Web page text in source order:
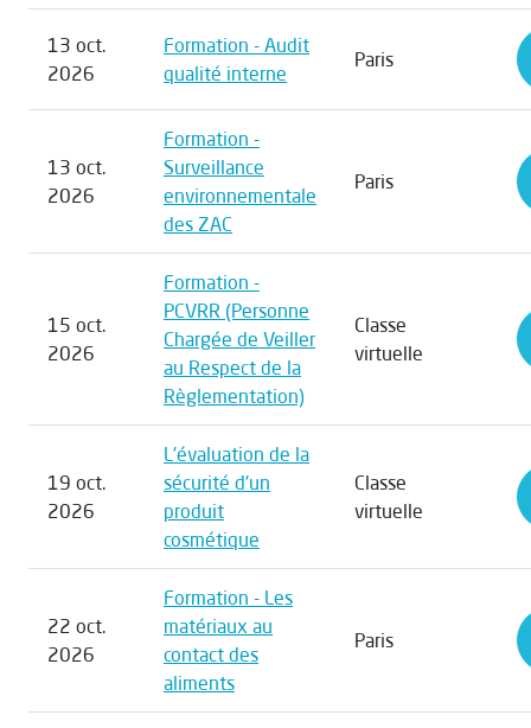
13 oct.
2026
Formation - Audit
qualité interne
Paris
13 oct.
2026
Formation -
Surveillance
environnementale
des ZAC
Paris
15 oct.
2026
Formation -
PCVRR (Personne
Chargée de Veiller
au Respect de la
Règlementation)
Classe
virtuelle
19 oct.
2026
L'évaluation de la
sécurité d'un
produit
cosmétique
Classe
virtuelle
22 oct.
2026
Formation - Les
matériaux au
contact des
aliments
Paris